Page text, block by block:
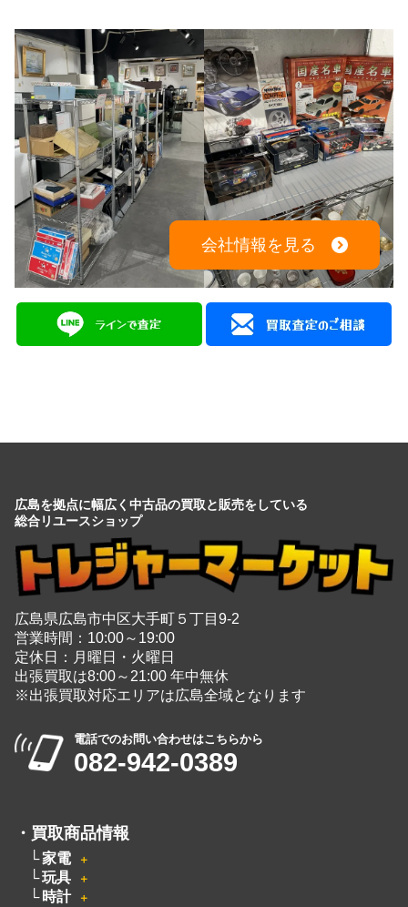
会社情報を見る
広島を拠点に幅広く中古品の買取と販売をしている
総合リユースショップ
広島県広島市中区大手町５丁目9-2
営業時間：10:00～19:00
定休日：月曜日・火曜日
出張買取は8:00～21:00 年中無休
※出張買取対応エリアは広島全域となります
電話でのお問い合わせはこちらから
082-942-0389
・ 買取商品情報
家電 ＋
玩具 ＋
時計 ＋